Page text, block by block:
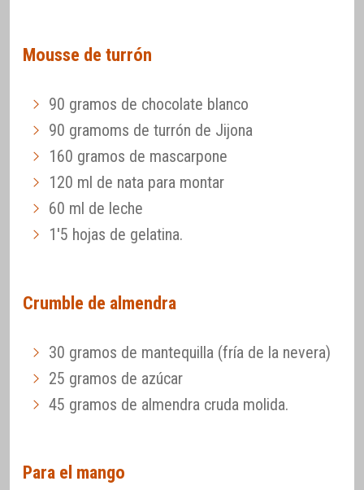
Mousse de turrón
90 gramos de chocolate blanco
90 gramoms de turrón de Jijona
160 gramos de mascarpone
120 ml de nata para montar
60 ml de leche
1'5 hojas de gelatina.
Crumble de almendra
30 gramos de mantequilla (fría de la nevera)
25 gramos de azúcar
45 gramos de almendra cruda molida.
Para el mango